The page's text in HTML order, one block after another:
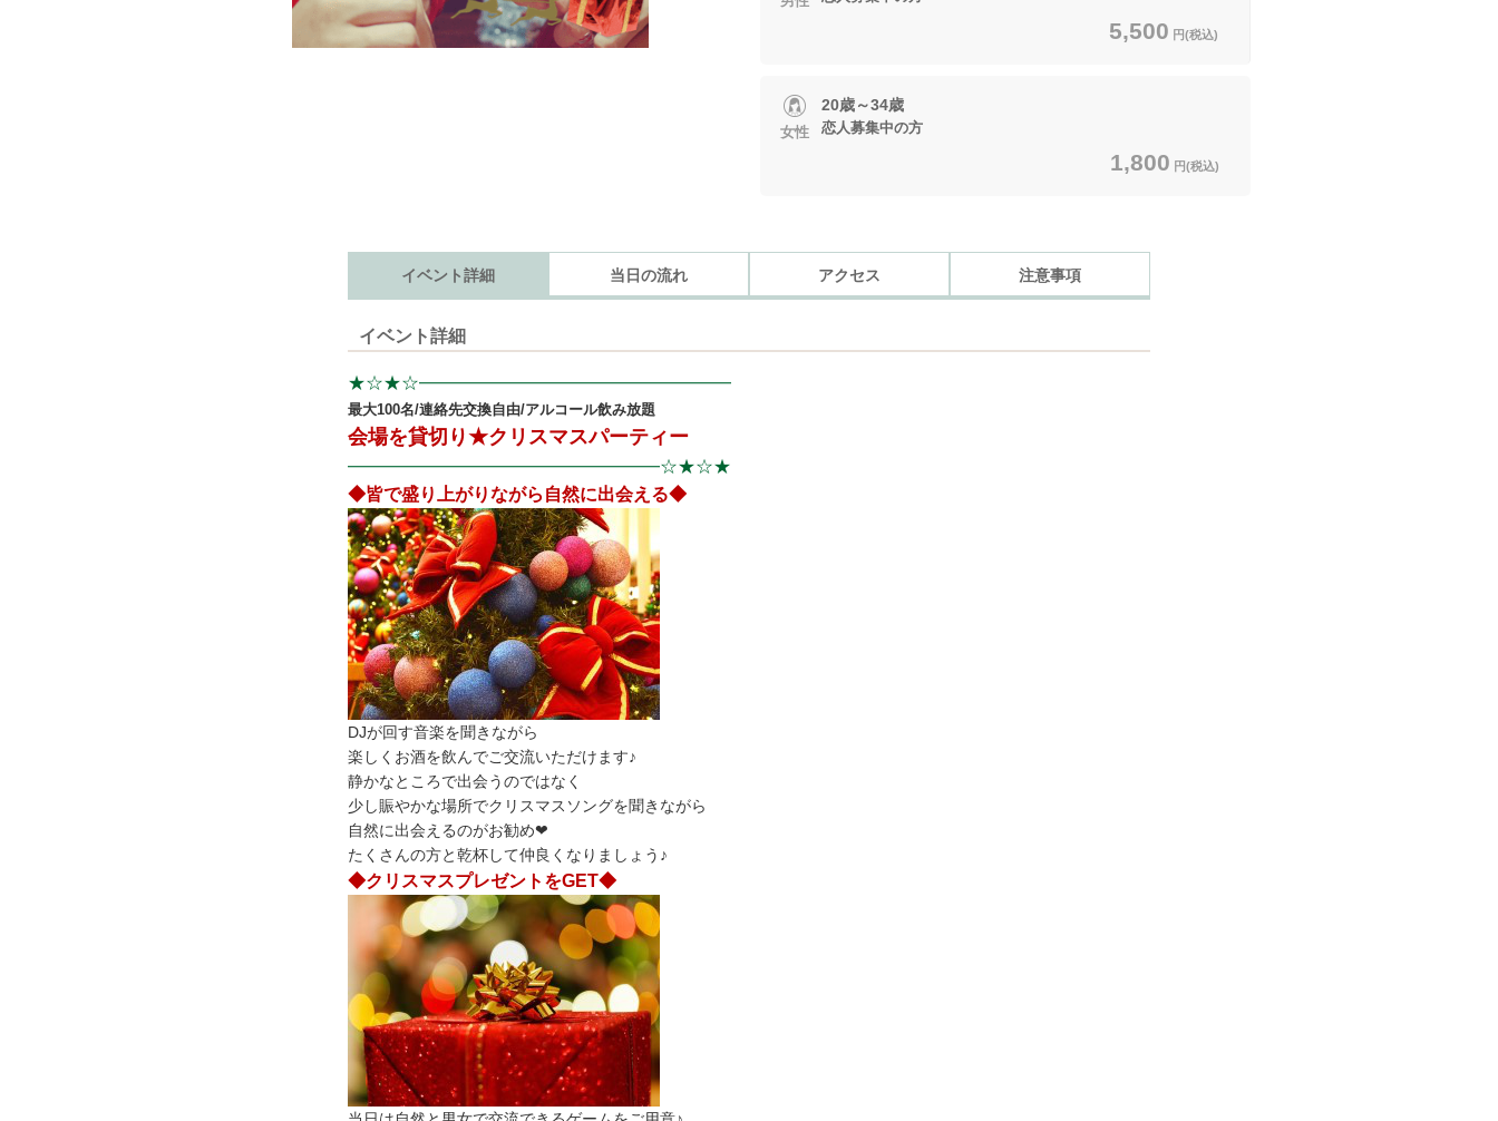
5,500 円(税込)
女性
20歳～34歳
恋人募集中の方
1,800 円(税込)
イベント詳細 当日の流れ アクセス 注意事項
イベント詳細
★☆★☆━━━━━━━━━━━━━━━━━━━━
最大100名/連絡先交換自由/アルコール飲み放題
会場を貸切り★クリスマスパーティー
━━━━━━━━━━━━━━━━━━━━☆★☆★
◆皆で盛り上がりながら自然に出会える◆
DJが回す音楽を聞きながら
楽しくお酒を飲んでご交流いただけます♪
静かなところで出会うのではなく
少し賑やかな場所でクリスマスソングを聞きながら
自然に出会えるのがお勧め❤
たくさんの方と乾杯して仲良くなりましょう♪
◆クリスマスプレゼントをGET◆